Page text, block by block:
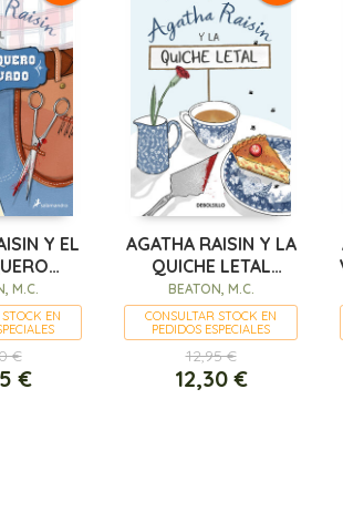
Y EL
8)
M.C.
EN
€
€
AGATHA RAISIN Y LA
QUICHE LETAL
(AGATHA RAISIN 1)
BEATON, M.C.
CONSULTAR STOCK EN
PEDIDOS ESPECIALES
12,95 €
12,30 €